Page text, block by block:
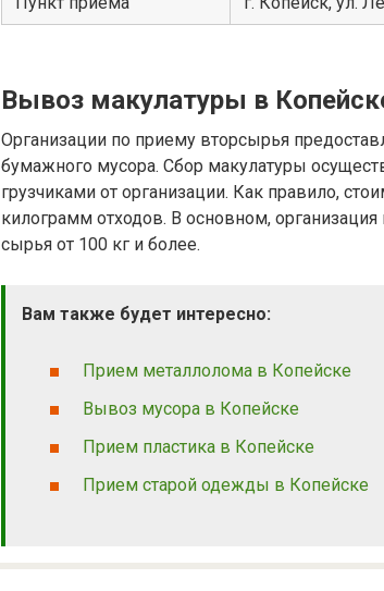
Вывоз макулатуры в
Организации по приему вторсырья
бумажного мусора. Сбор макулатуры
грузчиками от организации. Как правило,
килограмм отходов. В основном, организация
сырья от 100 кг и более.
Вам также будет интересно:
Прием металлолома в Копейске
Вывоз мусора в Копейске
Прием пластика в Копейске
Прием старой одежды в Копейске